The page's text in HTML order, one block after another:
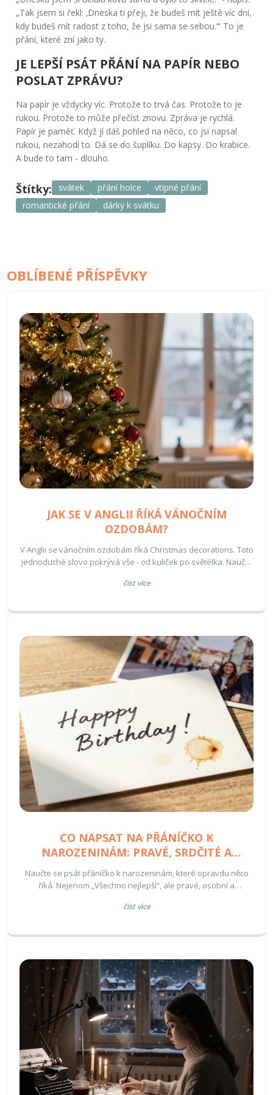
„Tak jsem si řekl: ‚Dneska ti přeji, že budeš mít ještě víc dní,
kdy budeš mít radost z toho, že jsi sama se sebou.‘“ To je
přání, které zní jako ty.
JE LEPŠÍ PSÁT PŘÁNÍ NA PAPÍR NEBO
POSLAT ZPRÁVU?
Na papír je vždycky víc. Protože to trvá čas. Protože to je
rukou. Protože to může přečíst znovu. Zpráva je rychlá.
Papír je paměť. Když jí dáš pohled na něco, co jsi napsal
rukou, nezahodí to. Dá se do šuplíku. Do kapsy. Do krabice.
A bude to tam - dlouho.
Štítky: svátek přání holce
vtipné přání
romantické přání
dárky k svátku
OBLÍBENÉ PŘÍSPĚVKY
JAK SE V ANGLII ŘÍKÁ VÁNOČNÍM
OZDOBÁM?
V Anglii se vánočním ozdobám říká Christmas decorations. Toto
jednoduché slovo pokrývá vše - od kuliček po světélka. Naučte
potřebu používat více výrazů.
číst více
CO NAPSAT NA PŘÁNÍČKO K
NAROZENINÁM: PRAVÉ, SRDČITÉ A
ZAPAMATOVATELNÉ VĚTY
Naučte se psát přáníčko k narozeninám, které opravdu něco
říká. Nejenom „Všechno nejlepší“, ale pravé, osobní a
číst více